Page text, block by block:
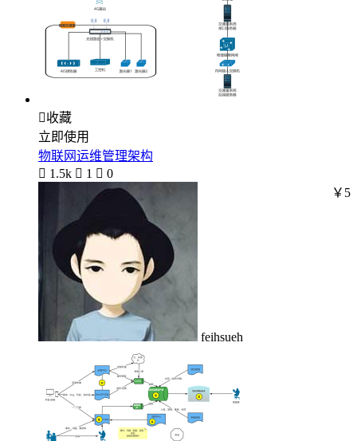
收藏
立即使用
物联网运维管理架构
 1.5k  1  0
feihsueh
￥5